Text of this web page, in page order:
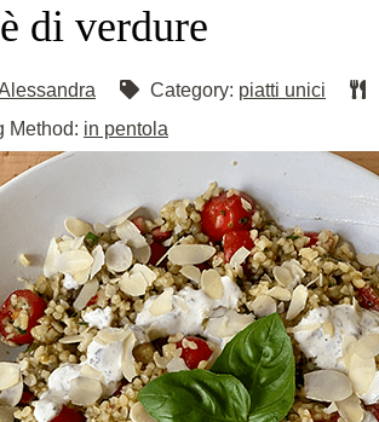
di verdure
Category: piatti unici
Method: in pentola